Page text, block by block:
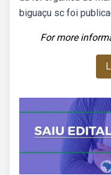
biguaçu sc foi
For more